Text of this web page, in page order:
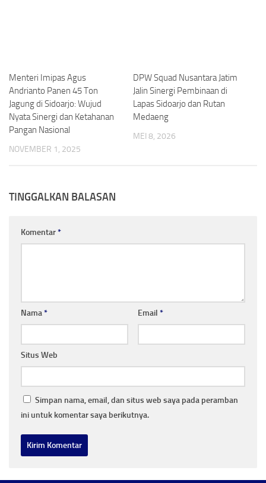
Menteri Imipas Agus
Andrianto Panen 45 Ton
Jagung di Sidoarjo: Wujud
Nyata Sinergi dan Ketahanan
Pangan Nasional
NOVEMBER 1, 2025
DPW Squad Nusantara Jatim
Jalin Sinergi Pembinaan di
Lapas Sidoarjo dan Rutan
Medaeng
MEI 8, 2026
TINGGALKAN BALASAN
Komentar*
Nama* Email *
Situs Web
Simpan nama, email, dan situs web saya pada peramban
ini untuk komentar saya berikutnya.